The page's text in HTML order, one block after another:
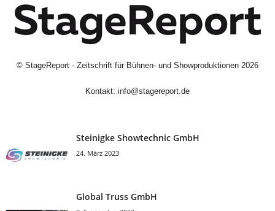
© StageReport - Zeitschrift für Bühnen- und Showproduktionen 2026
Kontakt: info@stagereport.de
Steinigke Showtechnic GmbH
24. März 2023
Global Truss GmbH